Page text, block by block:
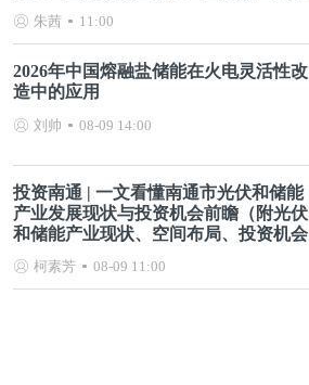
朱茜 11:00
2026年中国熔融盐储能在火电灵活性改
造中的应用
刘帅 08-09 14:00
投资南通 | 一文看懂南通市光伏和储能
产业发展现状与投资机会前瞻（附光伏
和储能产业现状、空间布局、投资机会
柯素芳 08-09 11:00